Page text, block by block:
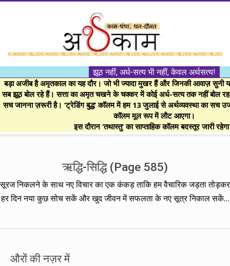
।।
अर्थकाम।।
BE
FINANCIALLY
CLEVER!
झूठ नहीं, अर्ध-सत्य भी नहीं, केवल अर्थसत्य!
बड़ा अजीब है अमृतकाल का यह दौर। जो भी ज्यादा मुखर हैं और जिनकी आवाज़ सुनी
सब झूठ बोल रहे हैं। सत्ता का अमृत चखने के चक्कर में कोई अर्ध-सत्य तक नहीं बोल
सच जानना ज़रूरी है। ‘ट्रेडिंग बुद्ध’ कॉलम में हम 13 जुलाई से अर्थव्यवस्था का सच
कॉलम मूल रूप में लौट आएगा।
इस दौरान ‘तथास्तु’ का साप्ताहिक कॉलम बदस्तूर जारी
ऋद्धि-सिद्धि (Page 585)
सूरज निकलने के साथ नए विचार का एक कंकड़ ताकि हम वैचारिक जड़ता तोड़कर
हर दिन नया कुछ सोच सकें और खुद जीवन में सफलता के नए सूत्र निकाल सकें…
औरों की नज़र में